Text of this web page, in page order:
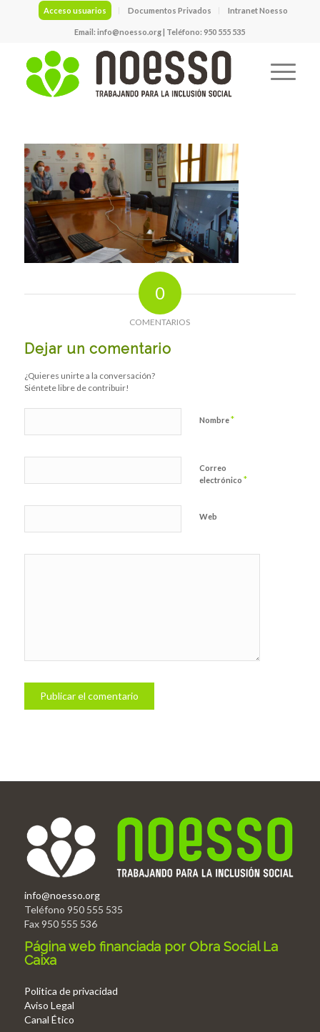
Acceso usuarios Documentos Privados Intranet Noesso
Email:info@noesso.org| Teléfono: 950 555 535
0
COMENTARIOS
Dejar un comentario
¿Quieres unirte a la conversación?
Siéntete libre de contribuir!
Nombre*
Correo
electrónico *
Web
info@noesso.org
Teléfono 950 555 535
Fax 950 555 536
Página web financiada por Obra Social La
Caixa
Politica de privacidad
Aviso Legal
Canal Ético